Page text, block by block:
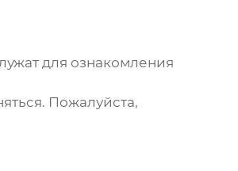
для ознакомления
Пожалуйста,